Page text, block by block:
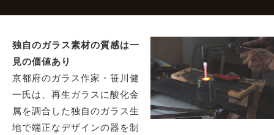
独自のガラス素材の質感は一
見の価値あり
京都府のガラス作家・笹川健
一氏は、再生ガラスに酸化金
属を調合した独自のガラス生
地で端正なデザインの器を制